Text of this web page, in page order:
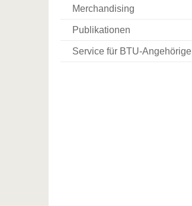
Merchandising
Publikationen
Service für BTU-Angehörige